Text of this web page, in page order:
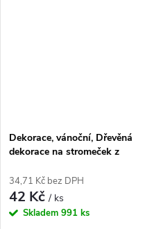
Dekorace, vánoční, Dřevěná
dekorace na stromeček z
34,71 Kč bez DPH
42 Kč/ ks
Skladem 991 ks